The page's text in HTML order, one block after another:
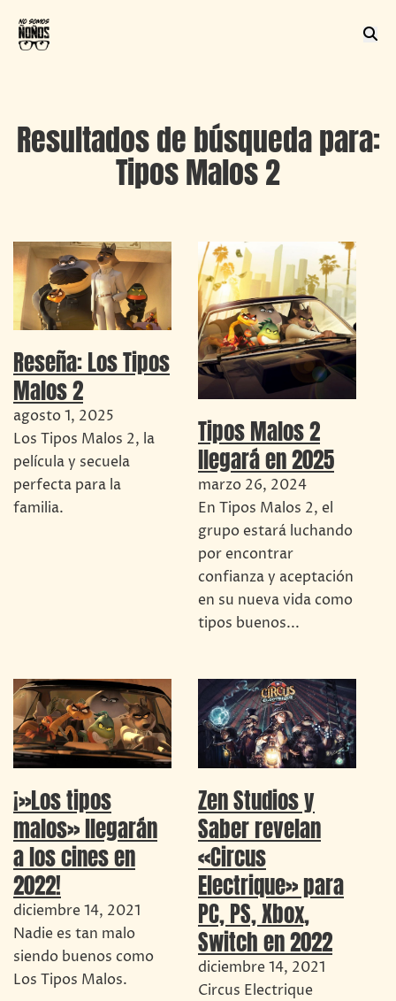
Resultados de búsqueda para:
Tipos Malos 2
Reseña: Los Tipos
Malos 2
agosto 1, 2025
Los Tipos Malos 2, la
película y secuela
perfecta para la
familia.
Tipos Malos 2
llegará en 2025
marzo 26, 2024
En Tipos Malos 2, el
grupo estará luchando
por encontrar
confianza y aceptación
en su nueva vida como
tipos buenos...
¡»Los tipos
malos» llegarán
a los cines en
2022!
diciembre 14, 2021
Nadie es tan malo
siendo buenos como
Los Tipos Malos.
Zen Studios y
Saber revelan
«Circus
Electrique» para
PC, PS, Xbox,
Switch en 2022
diciembre 14, 2021
Circus Electrique